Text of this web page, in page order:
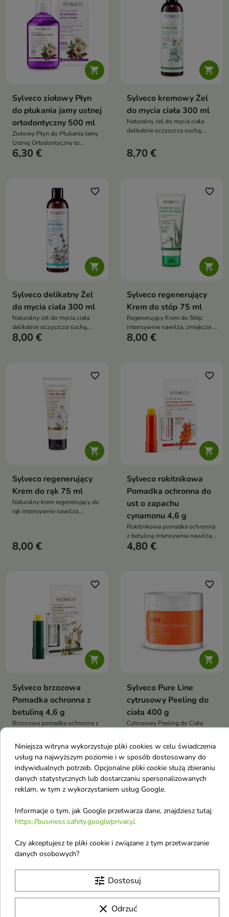

Sylveco ziołowy Płyn
do płukania jamy ustnej
ortodontyczny 500 ml
Ziołowy Płyn do Płukania Jamy
Ustnej Ortodontyczny to
łagodny płyn bez fluoru, który
zadbać o komfort dziąseł i jamy
6,30 €

Sylveco kremowy Żel
do mycia ciała 300 ml
Naturalny żel do mycia ciała
delikatnie oczyszcza suchą,
pomagając chronić ją przed
przesuszeniem oraz zapewniając
8,70 €

favorite_border
Sylveco delikatny Żel
do mycia ciała 300 ml
Naturalny żel do mycia ciała
delikatnie oczyszcza suchą,
wrażliwą i atopową skórę,
8,00 €

favorite_border
Sylveco regenerujący
Krem do stóp 75 ml
Regenerujący Krem do Stóp
intensywnie nawilża, zmiękcza i
regeneruje suchą oraz
8,00 €

favorite_border
Sylveco regenerujący
Krem do rąk 75 ml
Naturalny krem regenerujący do
rąk intensywnie nawilża,
przywracając jej miękkość i
8,00 €

favorite_border
Sylveco rokitnikowa
Pomadka ochronna do
ust o zapachu
cynamonu 4,6 g
Rokitnikowa pomadka ochronna
z betuliną intensywnie nawilża i
regeneruje suche usta, pomaga
atmosferycznymi
4,80 €

favorite_border
Sylveco brzozowa
Pomadka ochronna z
betuliną 4,6 g
Brzozowa pomadka ochronna z
wspiera ich nawilżenie oraz
pomaga chronić przed mrozem,
wiatrem i przesuszeniem
4,80 €

favorite_border
Sylveco Pure Line
cytrusowy Peeling do
ciała 400 g
Cytrusowy Peeling do Ciała
naskórek, wygładza skórę i
pozostawia ją miękką,
odżywioną oraz pełną świeżości
dzięki połączeniu naturalnych
drobinek i olejów roślinnych
8,60 €
favorite_border
Olejek na rozstępy z
favorite_border
Sylveco Pure Line
kawowy Peeling do
ciała 400 g
Niniejsza witryna wykorzystuje pliki cookies w celu świadczenia
usług na najwyższym poziomie i w sposób dostosowany do
indywidualnych potrzeb. Opcjonalne pliki cookie służą zbieraniu
danych statystycznych lub dostarczaniu spersonalizowanych
reklam, w tym z wykorzystaniem usług Google.
Informacje o tym, jak Google przetwarza dane, znajdziesz tutaj:
https://business.safety.google/privacy/.
Czy akceptujesz te pliki cookie i związane z tym przetwarzanie
danych osobowych?
tune Dostosuj
clear Odrzuć